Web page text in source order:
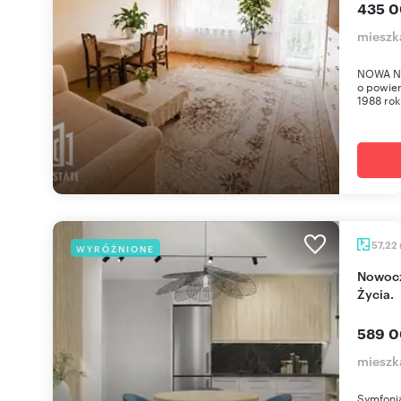
435
NOWA
o
1988
WYRÓŻNIONE 57,22
Nowoczesne 3 pokoje z balkonem w Symfonii
Życia.
589